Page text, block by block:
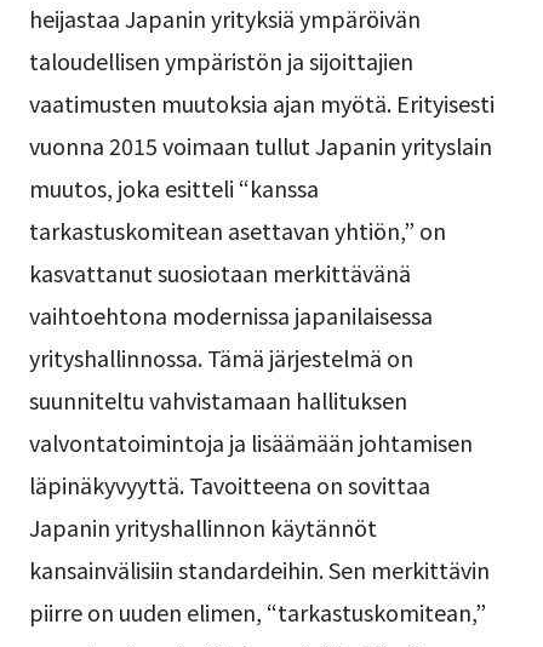
heijastaa Japanin yrityksiä ympäröivän
taloudellisen ympäristön ja sijoittajien
vaatimusten muutoksia ajan myötä. Erityisesti
vuonna 2015 voimaan tullut Japanin yrityslain
muutos, joka esitteli “kanssa
tarkastuskomitean asettavan yhtiön,” on
kasvattanut suosiotaan merkittävänä
vaihtoehtona modernissa japanilaisessa
yrityshallinnossa. Tämä järjestelmä on
suunniteltu vahvistamaan hallituksen
valvontatoimintoja ja lisäämään johtamisen
läpinäkyvyyttä. Tavoitteena on sovittaa
Japanin yrityshallinnon käytännöt
kansainvälisiin standardeihin. Sen merkittävin
piirre on uuden elimen, “tarkastuskomitean,”